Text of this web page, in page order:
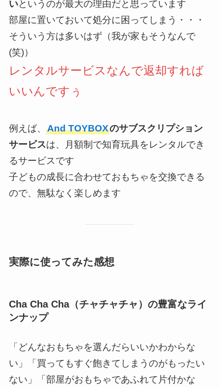
いというのが最大の理由だと思っています
部屋に置いておいて処分に困ってしまう・・・
そういう方は多いはず（我が家もそうなんで
(笑)）
レンタルサービスなんで返却すれば
いいんですぅ
例えば、 And TOYBOXのサブスクリプション
サービスは、月額制で知育玩具をレンタルでき
るサービスです
子どもの成長に合わせておもちゃを交換できる
ので、無駄なく楽しめます
実際に使ってみた感想
Cha Cha Cha（チャチャチャ）の豊富なライ
ンナップ
「どんなおもちゃを選んだらいいかわからな
い」「買ってもすぐ飽きてしまうのがもったい
ない」「部屋がおもちゃであふれて片付かな